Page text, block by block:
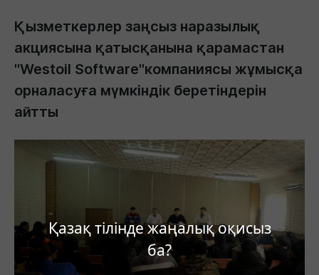
Қазақ тілінде жаңалық оқисыз
ба?
Қызметкерлер заңсыз наразылық
акциясына қатысқанына қарамастан
"Westoil Software"компаниясы жұмысқа
орналасуға мүмкіндік беретіндерін
айтты